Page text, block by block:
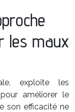
les maux
exploite les
améliorer le
son efficacité ne